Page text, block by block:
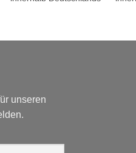
unseren